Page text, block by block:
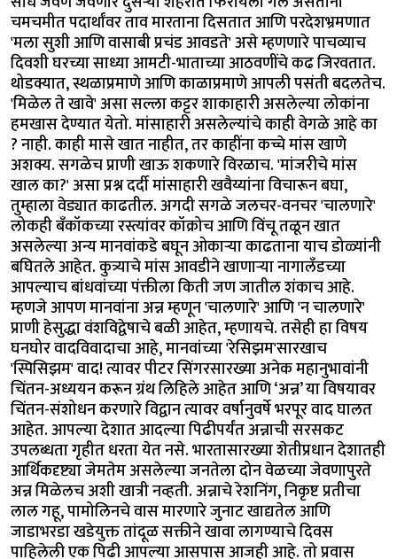
चमचमीत पदार्थांवर ताव मारताना दिसतात आणि परदेशभ्रमणात
'मला सुशी आणि वासाबी प्रचंड आवडते' असे म्हणणारे पाचव्याच
दिवशी घरच्या साध्या आमटी-भाताच्या आठवणींचे कढ जिरवतात.
थोडक्यात, स्थळाप्रमाणे आणि काळाप्रमाणे आपली पसंती बदलतेच.
'मिळेल ते खावे' असा सल्ला कट्टर शाकाहारी असलेल्या लोकांना
हमखास देण्यात येतो. मांसाहारी असलेल्यांचे काही वेगळे आहे का
? नाही. काही मासे खात नाहीत, तर काहींना कच्चे मांस खाणे
अशक्य. सगळेच प्राणी खाऊ शकणारे विरळाच. 'मांजरीचे मांस
खाल का?' असा प्रश्न दर्दी मांसाहारी खवैय्यांना विचारून बघा,
तुम्हाला वेड्यात काढतील. अगदी सगळे जलचर-वनचर 'चालणारे'
लोकही बँकॉकच्या रस्त्यांवर कॉक्रोच आणि विंचू तळून खात
असलेल्या अन्य मानवांकडे बघून ओकाऱ्या काढताना याच डोळ्यांनी
बघितले आहेत. कुत्र्याचे मांस आवडीने खाणाऱ्या नागालँडच्या
आपल्याच बांधवांच्या पंक्तीला किती जण जातील शंकाच आहे.
म्हणजे आपण मानवांना अन्न म्हणून 'चालणारे' आणि 'न चालणारे'
प्राणी हेसुद्धा वंशविद्वेषाचे बळी आहेत, म्हणायचे. तसेही हा विषय
घनघोर वादविवादाचा आहे, मानवांच्या 'रेसिझम'सारखाच
'स्पिसिझम' वाद! त्यावर पीटर सिंगरसारख्या अनेक महानुभावांनी
चिंतन-अध्ययन करून ग्रंथ लिहिले आहेत आणि ‘अन्न’ या विषयावर
चिंतन-संशोधन करणारे विद्वान त्यावर वर्षानुवर्षे भरपूर वाद घालत
आहेत. आपल्या देशात आदल्या पिढीपर्यंत अन्नाची सरसकट
उपलब्धता गृहीत धरता येत नसे. भारतासारख्या शेतीप्रधान देशातही
आर्थिकदृष्ट्या जेमतेम असलेल्या जनतेला दोन वेळच्या जेवणापुरते
अन्न मिळेलच अशी खात्री नव्हती. अन्नाचे रेशनिंग, निकृष्ट प्रतीचा
लाल गहू, पामोलिनचे वास मारणारे जुनाट खाद्यतेल आणि
जाडाभरडा खडेयुक्त तांदूळ सक्तीने खावा लागण्याचे दिवस
पाहिलेली एक पिढी आपल्या आसपास आजही आहे. तो प्रवास